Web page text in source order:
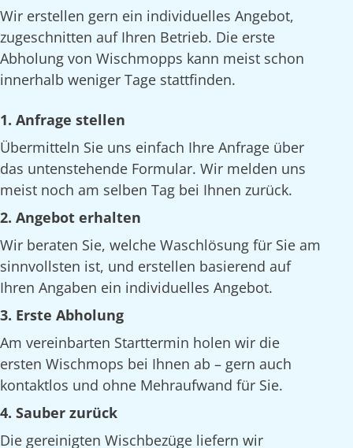
Wir erstellen gern ein individuelles Angebot,
zugeschnitten auf Ihren Betrieb. Die erste
Abholung von Wischmopps kann meist schon
innerhalb weniger Tage stattfinden.
1. Anfrage stellen
Übermitteln Sie uns einfach Ihre Anfrage über
das untenstehende Formular. Wir melden uns
meist noch am selben Tag bei Ihnen zurück.
2. Angebot erhalten
Wir beraten Sie, welche Waschlösung für Sie am
sinnvollsten ist, und erstellen basierend auf
Ihren Angaben ein individuelles Angebot.
3. Erste Abholung
Am vereinbarten Starttermin holen wir die
ersten Wischmops bei Ihnen ab – gern auch
kontaktlos und ohne Mehraufwand für Sie.
4. Sauber zurück
Die gereinigten Wischbezüge liefern wir